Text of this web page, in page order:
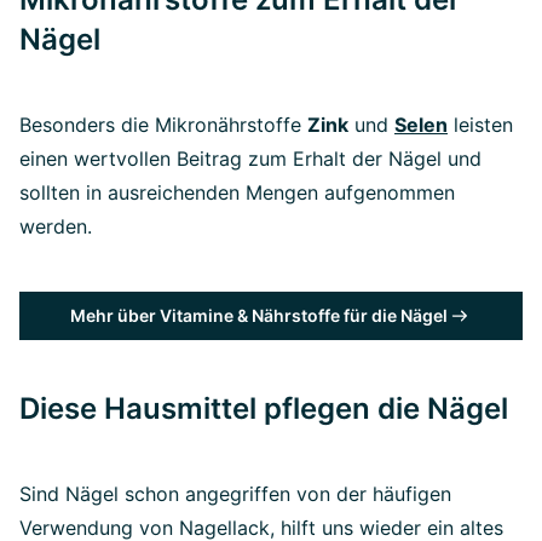
Nägel
Besonders die Mikronährstoffe Zink und Selen leisten
einen wertvollen Beitrag zum Erhalt der Nägel und
sollten in ausreichenden Mengen aufgenommen
werden.
Mehr über Vitamine & Nährstoffe für die Nägel
Diese Hausmittel pflegen die Nägel
Sind Nägel schon angegriffen von der häufigen
Verwendung von Nagellack, hilft uns wieder ein altes